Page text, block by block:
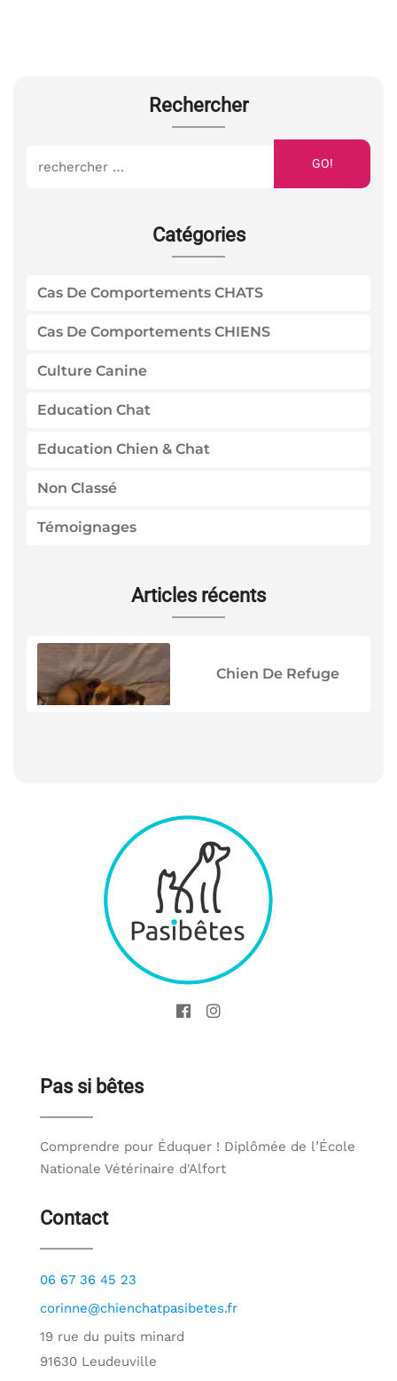
Rechercher
GO!
Catégories
Cas De Comportements CHATS
Cas De Comportements CHIENS
Culture Canine
Education Chat
Education Chien & Chat
Non Classé
Témoignages
Articles récents
Chien De Refuge
Pas si bêtes
Comprendre pour Éduquer ! Diplômée de l’École
Nationale Vétérinaire d'Alfort
Contact
06 67 36 45 23
corinne@chienchatpasibetes.fr
19 rue du puits minard
91630 Leudeuville